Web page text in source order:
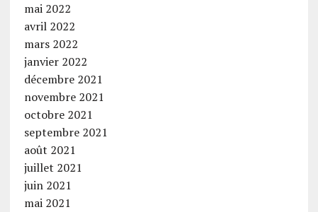
mai 2022
avril 2022
mars 2022
janvier 2022
décembre 2021
novembre 2021
octobre 2021
septembre 2021
août 2021
juillet 2021
juin 2021
mai 2021